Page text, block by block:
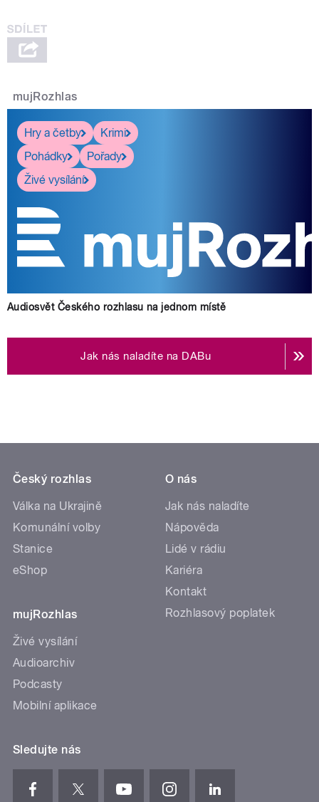
mujRozhlas
Hry a četby
Krimi
Pohádky
Pořady
Živé vysílání
Audiosvět Českého rozhlasu na jednom místě
Jak nás naladíte na DABu
Český rozhlas
Válka na Ukrajině
Komunální volby
Stanice
eShop
mujRozhlas
Živé vysílání
Audioarchiv
Podcasty
Mobilní aplikace
O nás
Jak nás naladíte
Nápověda
Lidé v rádiu
Kariéra
Kontakt
Rozhlasový poplatek
Sledujte nás